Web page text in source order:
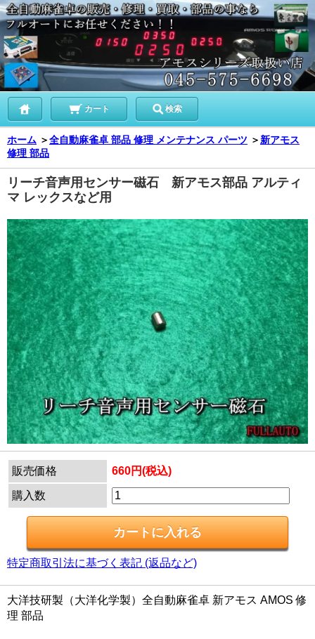
カート 検索
ホーム ＞全自動麻雀卓 部品 修理 メンテナンス パーツ ＞ 新アモス
修理 部品
リーチ音声用センサー磁石 新アモス部品 アルティ
マ レックスなど用
販売価格 660円(税込)
購入数
特定商取引法に基づく表記 (返品など)
大洋技研製（大洋化学製）全自動麻雀卓 新アモス AMOS 修
理 部品